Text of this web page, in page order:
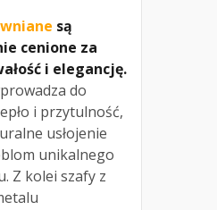
są
cenione za
i elegancję.
do
i przytulność,
usłojenie
unikalnego
Z kolei szafy z